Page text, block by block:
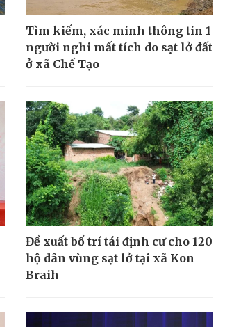
Tìm kiếm, xác minh thông tin 1
người nghi mất tích do sạt lở đất
ở xã Chế Tạo
Đề xuất bố trí tái định cư cho 120
hộ dân vùng sạt lở tại xã Kon
Braih